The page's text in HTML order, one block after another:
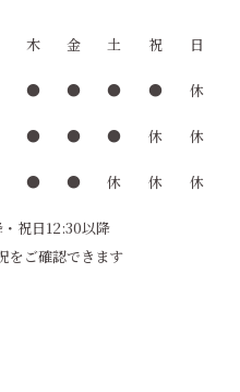
木 金 土 祝 日
● ● ● ● 休
● ● ● 休 休
● ● 休 休 休
祝日12:30以降
をご確認できます